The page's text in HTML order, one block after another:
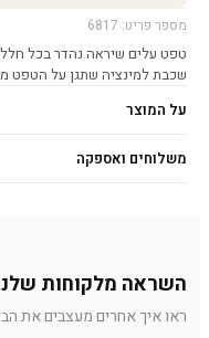
מספר פריט: 6817
טפט עלים שיראה נהדר בכל
שכבת למינציה שתגן על הטפט
על המוצר
משלוחים ואספקה
השראה מלקוחות
ראו איך אחרים מעצבים את